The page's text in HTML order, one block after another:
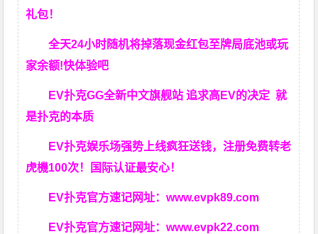
礼包！
全天24小时随机将掉落现金红包至牌局底池或玩
家余额!快体验吧
EV扑克GG全新中文旗舰站 追求高EV的决定就
是扑克的本质
EV扑克娱乐场强势上线疯狂送钱，注册免费转老
虎機100次！国际认证最安心！
EV扑克官方速记网址：www.evpk89.com
EV扑克官方速记网址：www.evpk22.com